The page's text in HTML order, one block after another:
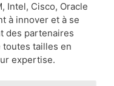
Intel, Cisco, Oracle
à innover et à se
des partenaires
tailles en
expertise.